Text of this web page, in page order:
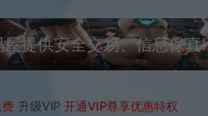
屋提供安全交易、信息保真!
升级VIP 开通VIP尊享优惠特权